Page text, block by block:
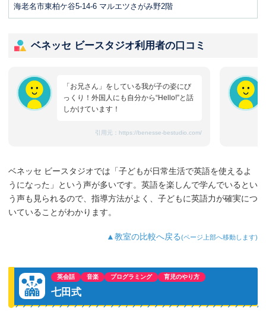
海老名市東柏ケ谷5-14-6 マルエツさがみ野2階
ベネッセ ビースタジオ利用者の口コミ
「お兄さん」をしている我が子の姿にび
っくり！外国人にも自分から“Hello!”と話
しかけています！
引用元： https://benesse-bestudio.com/
ベネッセ ビースタジオでは「子どもが日常生活で英語を使えるよ
うになった」という声が多いです。英語を楽しんで学んでいるとい
う声も見られるので、指導方法がよく、子どもに英語力が確実につ
いていることがわかります。
▲教室の比較へ戻る(ページ上部へ移動します)
英会話 音楽 プログラミング 育児のやり方
七田式